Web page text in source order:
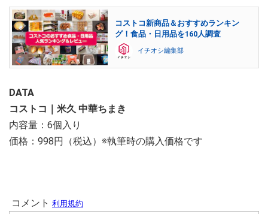
コストコ新商品＆おすすめランキン
グ！食品・日用品を160人調査
イチオシ編集部
DATA
コストコ｜米久 中華ちまき
内容量：6個入り
価格：998円（税込）※執筆時の購入価格です